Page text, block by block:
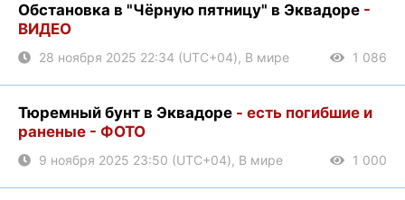
Обстановка в "Чёрную пятницу" в Эквадоре -
ВИДЕО
28 ноября 2025 22:34 (UTC+04), В мире 1 086
Тюремный бунт в Эквадоре - есть погибшие и
раненые - ФОТО
9 ноября 2025 23:50 (UTC+04), В мире 1 000